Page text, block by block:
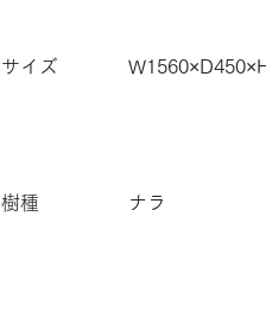
サイズ
樹種 ナラ